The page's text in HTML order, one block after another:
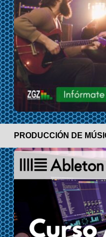
PRODUCCIÓN DE